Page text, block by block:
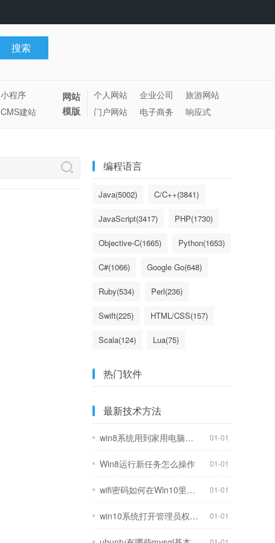
小程序
CMS建站
网站
模版
个人网站 企业公司
旅游网站
门户网站
电子商务 响应式
编程语言
Java(5002) C/C++(3841)
JavaScript(3417) PHP(1730)
Objective-C(1665) Python(1653)
C#(1066) Google Go(648)
Ruby(534) Perl(236)
Swift(225) HTML/CSS(157)
Scala(124) Lua(75)
热门软件
最新技术方法
win8系统用到家用电脑上会不会浪费 01-01
Win8运行新任务怎么操作 01-01
wifi密码如何在Win10里查看 01-01
win10系统打开管理员权限办法 01-01